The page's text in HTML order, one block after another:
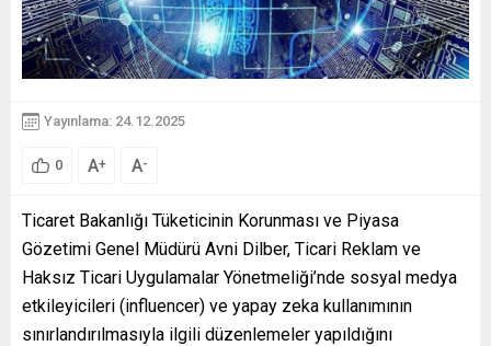
Yayınlama: 24.12.2025
0 A+ A-
Ticaret Bakanlığı Tüketicinin Korunması ve Piyasa
Gözetimi Genel Müdürü Avni Dilber, Ticari Reklam ve
Haksız Ticari Uygulamalar Yönetmeliği’nde sosyal medya
etkileyicileri (influencer) ve yapay zeka kullanımının
sınırlandırılmasıyla ilgili düzenlemeler yapıldığını